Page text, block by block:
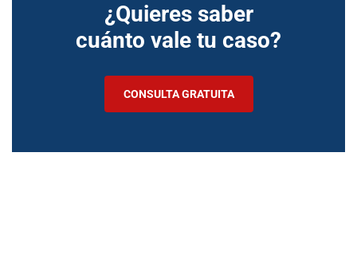
¿Quieres saber
cuánto vale tu caso?
CONSULTA GRATUITA